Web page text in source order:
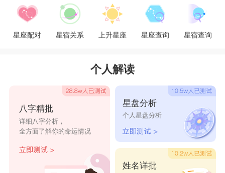
射手男不会给你带来十足的贴心呵护和二十四小时
的行踪汇报，你必须收起自己的玻璃心，适当的反
其道而行说不定能更有效。分寸的拿捏得视他的外
双鱼女是情绪十分容易波动的人，而射手男容
易心浮气躁，并且直来直往。双鱼女得学着放开心
胸，神经也跟著大条一点，稍微平衡一下;射手男
也不要嫌弃她太没主见，有时她看东西的广泛度能
够缓和你个性的专横，千万不要忽视鱼儿在精神方
星座配对 星宿关系 上升星座 星座查询 星宿查询
个人解读
八字精批
详细八字分析，
全方面了解你的命运情况
星盘分析
个人星盘分析
姓名详批